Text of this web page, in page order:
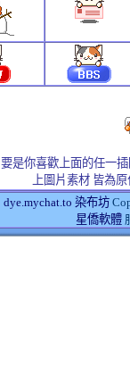
要是你喜歡上面的任一
上圖片素材 皆為
dye.mychat.to 染布坊
星僑軟體